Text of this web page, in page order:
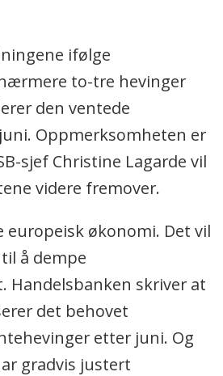
ifølge
to-tre hevinger
den ventede
Oppmerksomheten er
sjef Christine Lagarde vil
videre fremover.
europeisk økonomi. Det vil
å dempe
Handelsbanken skriver at
det behovet
etter juni. Og
gradvis justert